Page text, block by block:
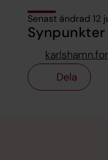
Senast ändrad 12
Dela